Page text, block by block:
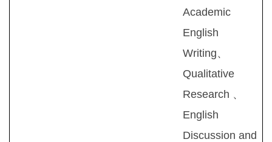
Academic
English
Writing、
Qualitative
Research 、
English
Discussion and